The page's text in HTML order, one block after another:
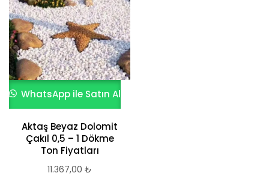
WhatsApp ile Satın Al
Aktaş Beyaz Dolomit
Çakıl 0,5 – 1 Dökme
Ton Fiyatları
11.367,00 ₺